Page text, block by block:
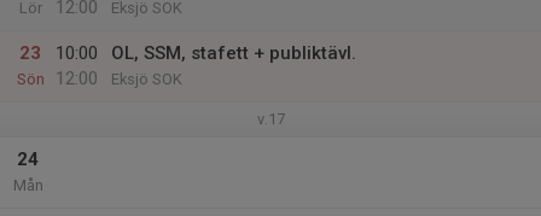
Lör
12:00
Eksjö SOK
23
Sön
10:00
12:00
OL, SSM, stafett + publiktävl.
Eksjö SOK
v.17
24
Mån